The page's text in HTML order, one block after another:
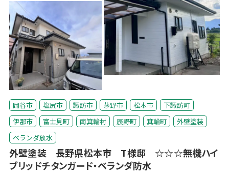
岡谷市 塩尻市 諏訪市 茅野市 松本市
下諏訪町
伊那市
富士見町 南箕輪村 辰野町 箕輪町
外壁塗装
ベランダ放水
外壁塗装 長野県松本市 T様邸 ☆☆☆無機ハイ
ブリッドチタンガード・ベランダ防水